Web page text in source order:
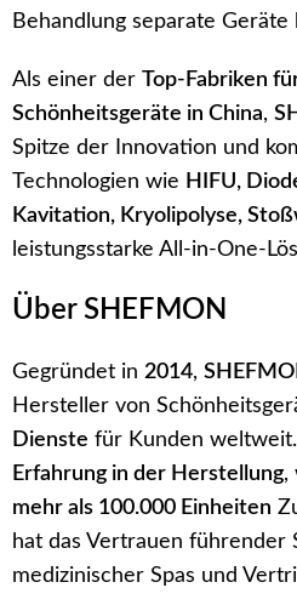
Behandlung separate Geräte
Als einer der Top-Fabriken
Schönheitsgeräte in China,
Spitze der Innovation und
Technologien wie HIFU,
Kavitation, Kryolipolyse,
leistungsstarke All-in-One-
Über SHEFMON
Gegründet in 2014,
Hersteller von
Dienste für Kunden
Erfahrung in der Herstellung,
mehr als 100.000 Einheiten
hat das Vertrauen führender
medizinischer Spas und